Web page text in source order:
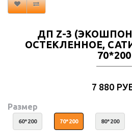
ДП Z-3
ОСТЕКЛЕННОЕ,
70*200
7 880
Размер
60*200 70*200 80*200